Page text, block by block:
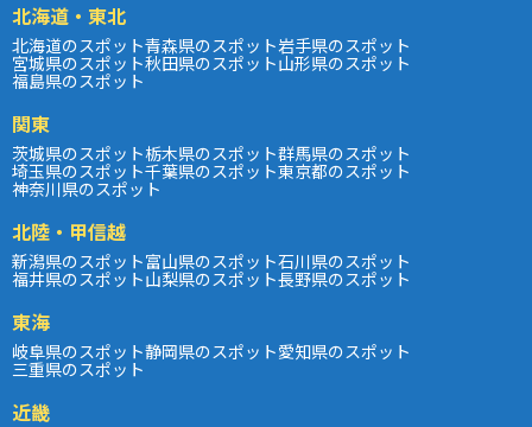
北海道・東北
北海道のスポット青森県のスポット岩手県のスポット
宮城県のスポット秋田県のスポット山形県のスポット
福島県のスポット
関東
茨城県のスポット栃木県のスポット群馬県のスポット
埼玉県のスポット千葉県のスポット東京都のスポット
神奈川県のスポット
北陸・甲信越
新潟県のスポット富山県のスポット石川県のスポット
福井県のスポット山梨県のスポット長野県のスポット
東海
岐阜県のスポット静岡県のスポット愛知県のスポット
三重県のスポット
近畿